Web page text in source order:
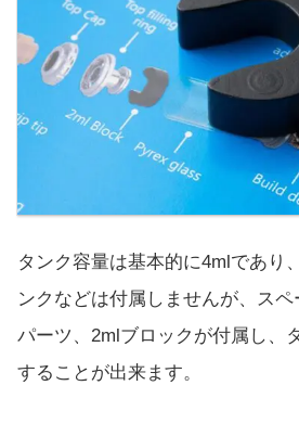
タンク容量は基本的に4mlであり
ンクなどは付属しませんが、ス
パーツ、2mlブロックが付属し、
することが出来ます。